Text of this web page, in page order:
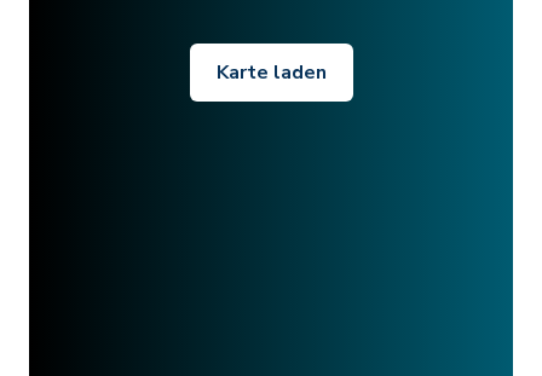
Karte laden